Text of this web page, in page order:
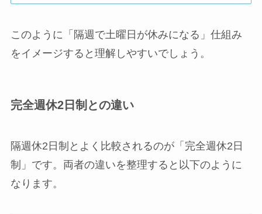
このように「隔週で土曜日が休みになる」仕組み
をイメージすると理解しやすいでしょう。
完全週休2日制との違い
隔週休2日制とよく比較されるのが「完全週休2日
制」です。両者の違いを整理すると以下のように
なります。